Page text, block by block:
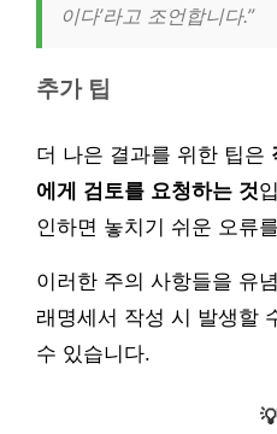
이다’라고 조언합니다.”
추가 팁
더 나은 결과를 위한 팁은
에게 검토를 요청하는 것
인하면 놓치기 쉬운 오류
이러한 주의 사항들을 유
래명세서 작성 시 발생할
수 있습니다.